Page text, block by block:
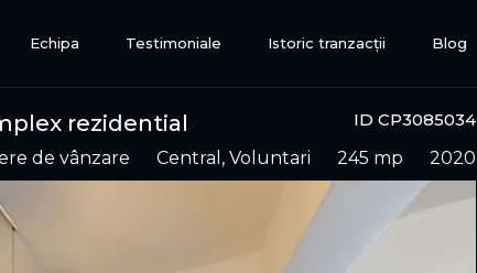
Echipa Testimoniale Istoric tranzacții Blog
ID CP3085034
rezidential
de vânzare Central, Voluntari 245 mp 2020